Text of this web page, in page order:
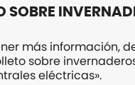
SOBRE
más información,
sobre
eléctricas».